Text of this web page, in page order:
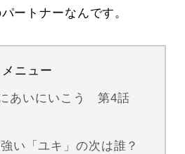
ートナーなんです。
メニュー
あいにいこう 第4話
い「ユキ」の次は誰？